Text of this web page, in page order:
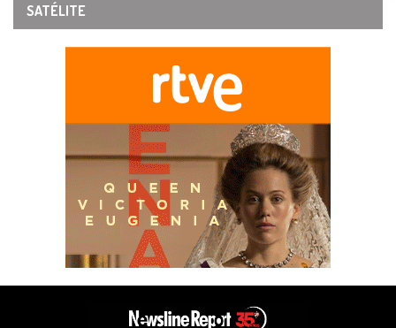
SATÉLITE